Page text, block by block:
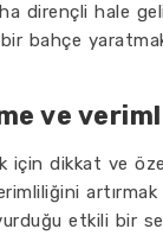
dirençli hale
bir bahçe
ve
için dikkat ve
etkili bir